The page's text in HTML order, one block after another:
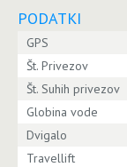
PODATKI
GPS
Št. Privezov
Št. Suhih privezov
Globina vode
Dvigalo
Travellift